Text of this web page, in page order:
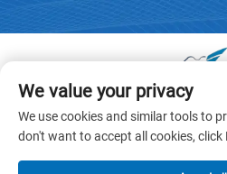
Всички права запазени © 2025
Machinery Co., Ltd. -Политика за
We value your privacy
We use cookies and similar tools to
don't want to accept all cookies, click